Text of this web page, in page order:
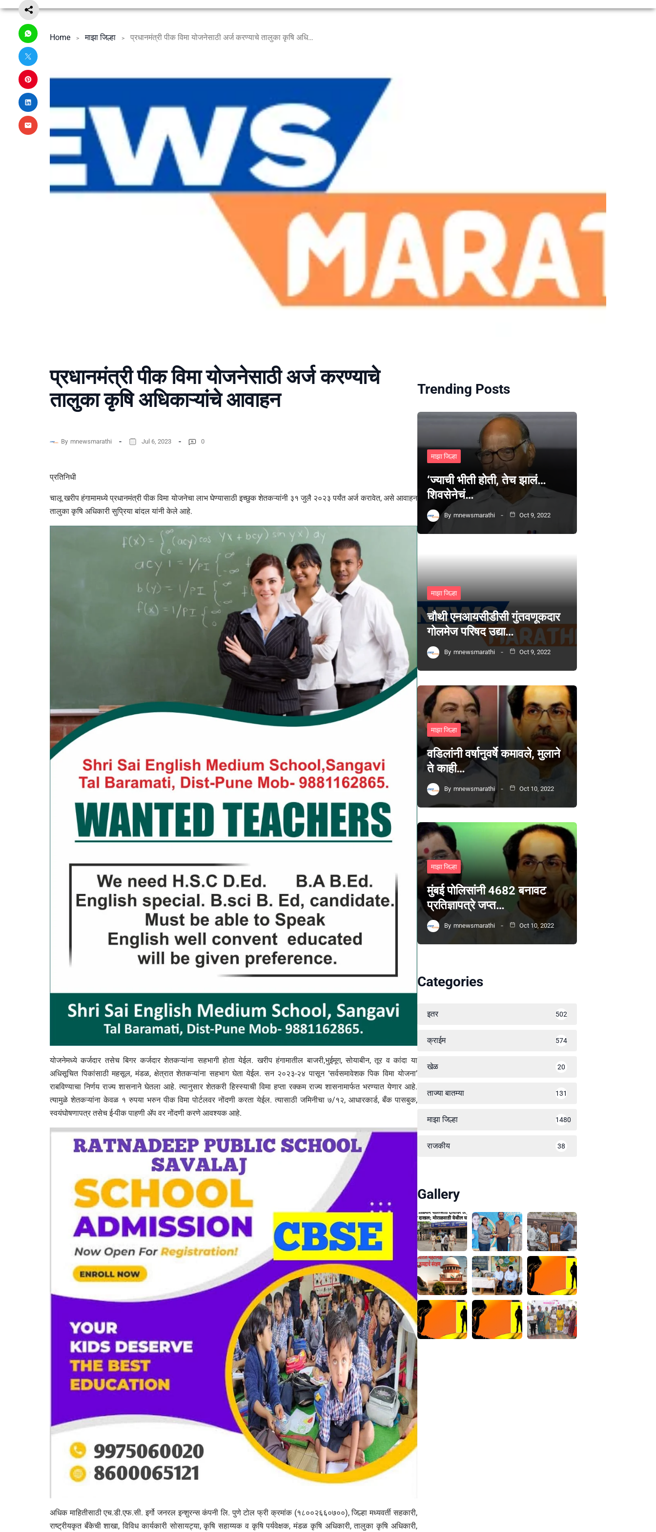
Home माझा जिल्हा प्रधानमंत्री पीक विमा योजनेसाठी अर्ज करण्याचे तालुका कृषि अधिकाऱ्यांचे आवाहन
प्रधानमंत्री पीक विमा योजनेसाठी अर्ज करण्याचे
तालुका कृषि अधिकाऱ्यांचे आवाहन
By mnewsmarathi Jul 6, 2023 0
प्रतिनिधी
चालू खरीप हंगामामध्ये प्रधानमंत्री पीक विमा योजनेचा लाभ घेण्यासाठी इच्छुक शेतकऱ्यांनी ३१ जुलै २०२३ पर्यंत अर्ज करावेत, असे आवाहन
तालुका कृषि अधिकारी सुप्रिया बांदल यांनी केले आहे.
योजनेमध्ये कर्जदार तसेच बिगर कर्जदार शेतकऱ्यांना सहभागी होता येईल. खरीप हंगामातील बाजरी,भुईमूग, सोयाबीन, तूर व कांदा या
अधिसूचित पिकांसाठी महसूल, मंडळ, क्षेत्रात शेतकऱ्यांना सहभाग घेता येईल. सन २०२३-२४ पासून ‘सर्वसमावेशक पिक विमा योजना’
राबविण्याचा निर्णय राज्य शासनाने घेतला आहे. त्यानुसार शेतकरी हिस्स्याची विमा हप्ता रक्कम राज्य शासनामार्फत भरण्यात येणार आहे.
त्यामुळे शेतकऱ्यांना केवळ १ रुपया भरुन पीक विमा पोर्टलवर नोंदणी करता येईल. त्यासाठी जमिनीचा ७/१२, आधारकार्ड, बँक पासबुक,
स्वयंघोषणापत्र तसेच ई-पीक पाहणी ॲप वर नोंदणी करणे आवश्यक आहे.
अधिक माहितीसाठी एच.डी.एफ.सी. इर्गो जनरल इन्शुरन्स कंपनी लि. पुणे टोल फ्री क्रमांक (१८००२६६०७००), जिल्हा मध्यवर्ती सहकारी,
राष्ट्रीयकृत बँकेची शाखा, विविध कार्यकारी सोसायट्या, कृषि सहाय्यक व कृषि पर्यवेक्षक, मंडळ कृषि अधिकारी, तालुका कृषि अधिकारी,
Trending Posts
माझा जिल्हा
‘ज्याची भीती होती, तेच झालं…
शिवसेनेचं…
By mnewsmarathi Oct 9, 2022
माझा जिल्हा
चौथी एनआयसीडीसी गुंतवणूकदार
गोलमेज परिषद उद्या…
By mnewsmarathi Oct 9, 2022
माझा जिल्हा
वडिलांनी वर्षानुवर्षे कमावले, मुलाने
ते काही…
By mnewsmarathi Oct 10, 2022
माझा जिल्हा
मुंबई पोलिसांनी 4682 बनावट
प्रतिज्ञापत्रे जप्त…
By mnewsmarathi Oct 10, 2022
Categories
इतर 502
क्राईम 574
खेळ 20
ताज्या बातम्या 131
माझा जिल्हा 1480
राजकीय 38
Gallery